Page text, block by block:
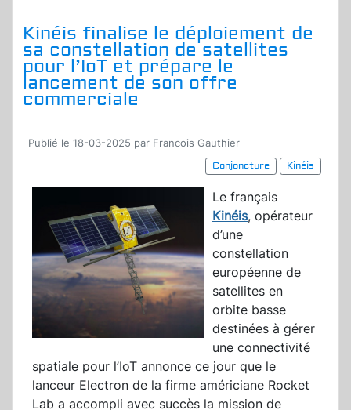
Kinéis finalise le déploiement de
sa constellation de satellites
pour l’IoT et prépare le
lancement de son offre
commerciale
Publié le 18-03-2025 par Francois Gauthier
Conjoncture
Kinéis
Le français
Kinéis, opérateur
d’une
constellation
européenne de
satellites en
orbite basse
destinées à gérer
une connectivité
spatiale pour l’IoT annonce ce jour que le
lanceur Electron de la firme américiane Rocket
Lab a accompli avec succès la mission de